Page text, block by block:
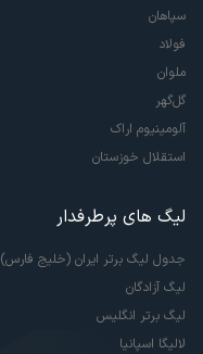
سپاهان
فولاد
ملوان
گل‌گهر
آلومینیوم اراک
استقلال خوزستان
لیگ های پرطرفدار
جدول لیگ برتر ایران (خلیج فارس)
لیگ آزادگان
لیگ برتر انگلیس
لالیگا اسپانیا